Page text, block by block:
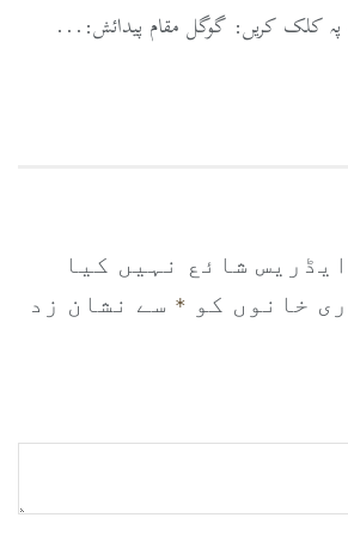
کلک کریں: گوگل مقام پیدائش:...
شائع نہیں کیا
خانوں کو * سے نشان زد